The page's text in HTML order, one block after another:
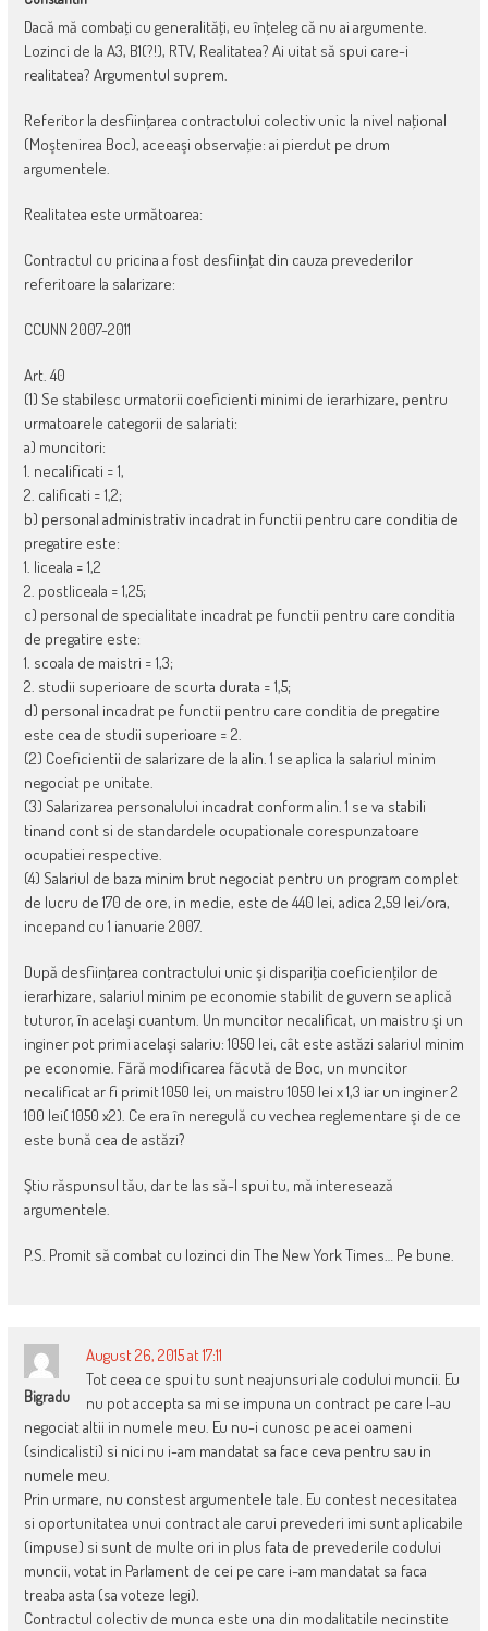
Dacă mă combaţi cu generalităţi, eu înţeleg că nu ai argumente.
Lozinci de la A3, B1(?!), RTV, Realitatea? Ai uitat să spui care-i
realitatea? Argumentul suprem.
Referitor la desfiinţarea contractului colectiv unic la nivel naţional
(Moştenirea Boc), aceeaşi observaţie: ai pierdut pe drum
argumentele.
Realitatea este următoarea:
Contractul cu pricina a fost desfiinţat din cauza prevederilor
referitoare la salarizare:
CCUNN 2007-2011
Art. 40
(1) Se stabilesc urmatorii coeficienti minimi de ierarhizare, pentru
urmatoarele categorii de salariati:
a) muncitori:
1. necalificati = 1,
2. calificati = 1,2;
b) personal administrativ incadrat in functii pentru care conditia de
pregatire este:
1. liceala = 1,2
2. postliceala = 1,25;
c) personal de specialitate incadrat pe functii pentru care conditia
de pregatire este:
1. scoala de maistri = 1,3;
2. studii superioare de scurta durata = 1,5;
d) personal incadrat pe functii pentru care conditia de pregatire
este cea de studii superioare = 2.
(2) Coeficientii de salarizare de la alin. 1 se aplica la salariul minim
negociat pe unitate.
(3) Salarizarea personalului incadrat conform alin. 1 se va stabili
tinand cont si de standardele ocupationale corespunzatoare
ocupatiei respective.
(4) Salariul de baza minim brut negociat pentru un program complet
de lucru de 170 de ore, in medie, este de 440 lei, adica 2,59 lei/ora,
incepand cu 1 ianuarie 2007.
După desfiinţarea contractului unic şi dispariţia coeficienţilor de
ierarhizare, salariul minim pe economie stabilit de guvern se aplică
tuturor, în acelaşi cuantum. Un muncitor necalificat, un maistru şi un
inginer pot primi acelaşi salariu: 1050 lei, cât este astăzi salariul minim
pe economie. Fără modificarea făcută de Boc, un muncitor
necalificat ar fi primit 1050 lei, un maistru 1050 lei x 1,3 iar un inginer 2
100 lei( 1050 x2). Ce era în neregulă cu vechea reglementare şi de ce
este bună cea de astăzi?
Ştiu răspunsul tău, dar te las să-l spui tu, mă interesează
argumentele.
P.S. Promit să combat cu lozinci din The New York Times… Pe bune.
Bigradu
August 26, 2015 at 17:11
Tot ceea ce spui tu sunt neajunsuri ale codului muncii. Eu
nu pot accepta sa mi se impuna un contract pe care l-au
negociat altii in numele meu. Eu nu-i cunosc pe acei oameni
(sindicalisti) si nici nu i-am mandatat sa face ceva pentru sau in
numele meu.
Prin urmare, nu constest argumentele tale. Eu contest necesitatea
si oportunitatea unui contract ale carui prevederi imi sunt aplicabile
(impuse) si sunt de multe ori in plus fata de prevederile codului
muncii, votat in Parlament de cei pe care i-am mandatat sa faca
treaba asta (sa voteze legi).
Contractul colectiv de munca este una din modalitatile necinstite